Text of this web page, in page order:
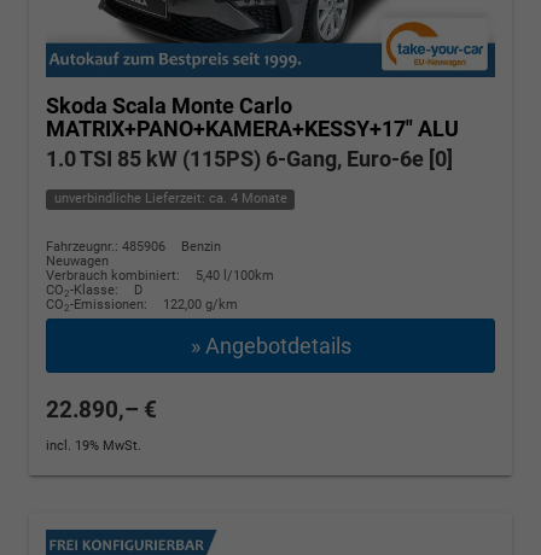
Skoda Scala Monte Carlo
MATRIX+PANO+KAMERA+KESSY+17" ALU
1.0 TSI 85 kW (115PS) 6-Gang, Euro-6e [0]
unverbindliche Lieferzeit: ca. 4 Monate
Fahrzeugnr.: 485906
Benzin
Neuwagen
Verbrauch kombiniert:
5,40 l/100km
CO2-Klasse:
D
CO2-Emissionen: 122,00 g/km
» Angebotdetails
22.890,– €
incl. 19% MwSt.